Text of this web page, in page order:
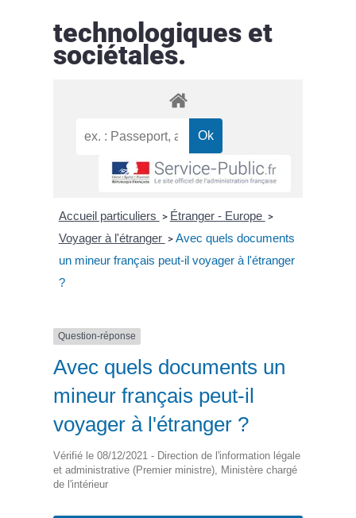
technologiques et
sociétales.
Accueil particuliers > Étranger - Europe >
Voyager à l'étranger > Avec quels documents
un mineur français peut-il voyager à l'étranger
?
Question-réponse
Avec quels documents un
mineur français peut-il
voyager à l'étranger ?
Vérifié le 08/12/2021 - Direction de l'information légale
et administrative (Premier ministre), Ministère chargé
de l'intérieur